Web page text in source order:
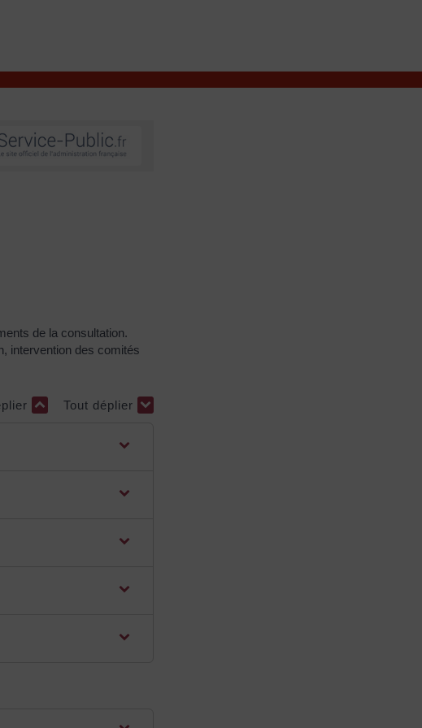
de la consultation.
intervention des comités
Tout déplier